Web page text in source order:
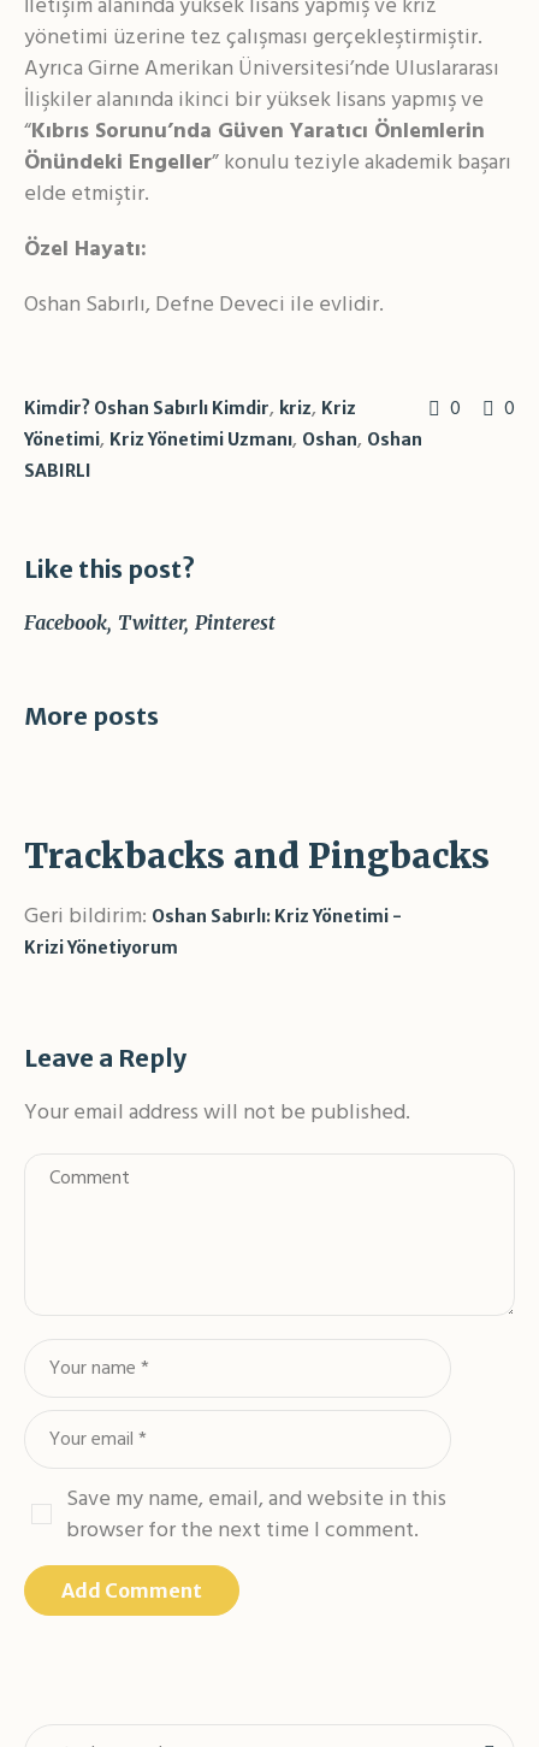
İletişim alanında yüksek lisans yapmış ve kriz
yönetimi üzerine tez çalışması gerçekleştirmiştir.
Ayrıca Girne Amerikan Üniversitesi’nde Uluslararası
İlişkiler alanında ikinci bir yüksek lisans yapmış ve
“Kıbrıs Sorunu’nda Güven Yaratıcı Önlemlerin
Önündeki Engeller” konulu teziyle akademik başarı
elde etmiştir.
Özel Hayatı:
Oshan Sabırlı, Defne Deveci ile evlidir.
Kimdir? Oshan Sabırlı Kimdir, kriz, Kriz
Yönetimi, Kriz Yönetimi Uzmanı, Oshan, Oshan
SABIRLI
0 0
Like this post?
Facebook Twitter Pinterest
More posts
Trackbacks and Pingbacks
Geri bildirim: Oshan Sabırlı: Kriz Yönetimi -
Krizi Yönetiyorum
Leave a Reply
Your email address will not be published.
Save my name, email, and website in this
browser for the next time I comment.